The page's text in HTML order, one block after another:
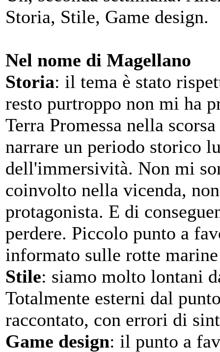
Storia, Stile, Game design.
Nel nome di Magellano
Storia: il tema è stato
resto purtroppo non mi ha
Terra Promessa nella
narrare un periodo storico
dell'immersività. Non mi
coinvolto nella vicenda,
protagonista. E di
perdere. Piccolo punto a
informato sulle rotte
Stile: siamo molto lontani
Totalmente esterni dal
raccontato, con errori di
Game design: il punto a